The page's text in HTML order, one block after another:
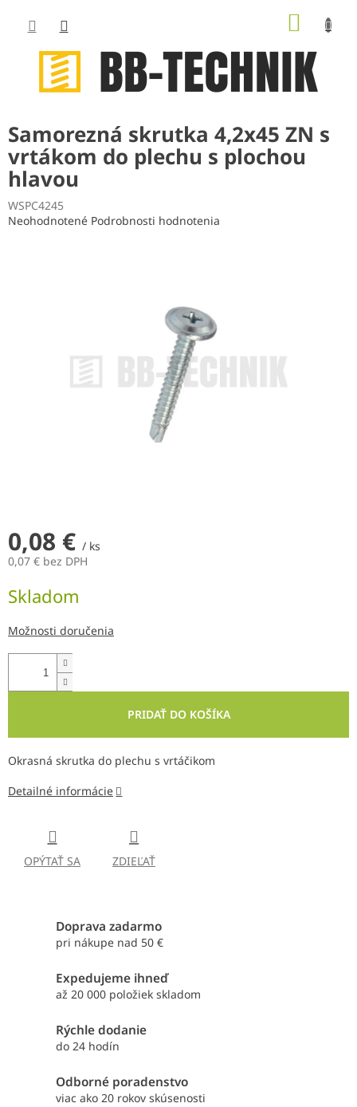
obsah
Samorezná skrutka 4,2x45 ZN s
vrtákom do plechu s plochou
hlavou
WSPC4245
Priemerné
Neohodnotené Podrobnosti hodnotenia
0,08 € / ks
0,07 € bez DPH
cena:
Skladom
Možnosti doručenia
PRIDAŤ DO KOŠÍKA
Okrasná skrutka do plechu s vrtáčikom
Detailné informácie
OPÝTAŤ SA ZDIEĽAŤ
Doprava zadarmo
pri nákupe nad 50 €
Expedujeme ihneď
až 20 000 položiek skladom
Rýchle dodanie
do 24 hodín
Odborné poradenstvo
viac ako 20 rokov skúsenosti